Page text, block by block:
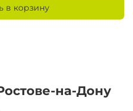
в корзину
адреса в Ростове-на-Дону